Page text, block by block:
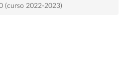
(curso 2022-2023)